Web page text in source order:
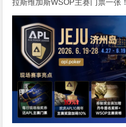
拉斯维加斯WSOP主赛门票一张！